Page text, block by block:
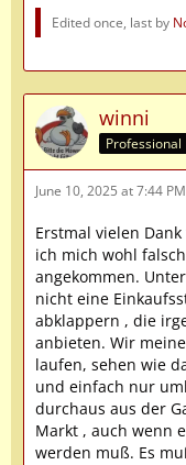
Edited once, last by
winni
Professional
June 10, 2025 at 7:44 PM
Erstmal vielen
ich mich wohl
angekommen.
nicht eine
abklappern , die
anbieten. Wir
laufen, sehen wie
und einfach nur
durchaus aus der
Markt , auch wenn
werden muß. Es